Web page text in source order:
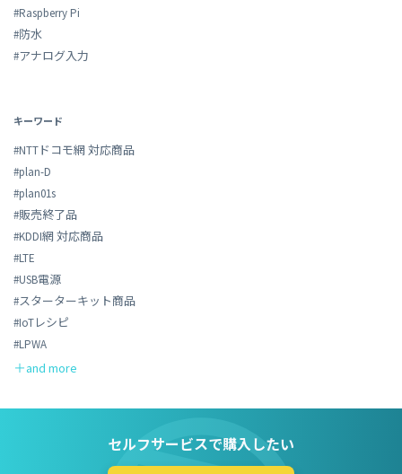
#Raspberry Pi
#防水
#アナログ入力
キーワード
#NTTドコモ網 対応商品
#plan-D
#plan01s
#販売終了品
#KDDI網 対応商品
#LTE
#USB電源
#スターターキット商品
#IoTレシピ
#LPWA
セルフサービスで購入したい